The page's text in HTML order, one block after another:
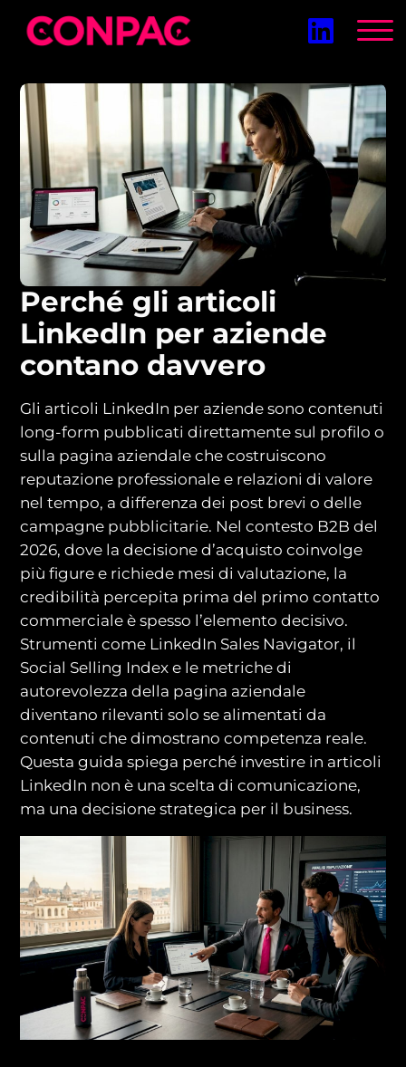
Perché gli articoli
LinkedIn per aziende
contano davvero
Gli articoli LinkedIn per aziende sono contenuti
long-form pubblicati direttamente sul profilo o
sulla pagina aziendale che costruiscono
reputazione professionale e relazioni di valore
nel tempo, a differenza dei post brevi o delle
campagne pubblicitarie. Nel contesto B2B del
2026, dove la decisione d’acquisto coinvolge
più figure e richiede mesi di valutazione, la
credibilità percepita prima del primo contatto
commerciale è spesso l’elemento decisivo.
Strumenti come LinkedIn Sales Navigator, il
Social Selling Index e le metriche di
autorevolezza della pagina aziendale
diventano rilevanti solo se alimentati da
contenuti che dimostrano competenza reale.
Questa guida spiega perché investire in articoli
LinkedIn non è una scelta di comunicazione,
ma una decisione strategica per il business.